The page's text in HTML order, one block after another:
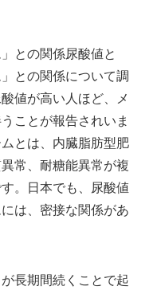
との関係尿酸値と
との関係について調
値が高い人ほど、メ
ことが報告されいま
とは、内臓脂肪型肥
常、耐糖能異常が複
。日本でも、尿酸値
は、密接な関係があ
長期間続くことで起